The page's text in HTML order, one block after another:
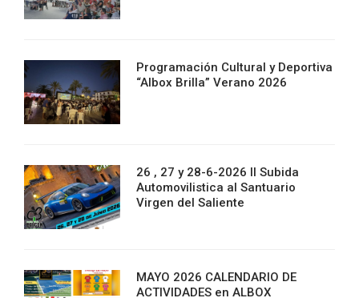
Programación Cultural y Deportiva
“Albox Brilla” Verano 2026
26 , 27 y 28-6-2026 II Subida
Automovilistica al Santuario
Virgen del Saliente
MAYO 2026 CALENDARIO DE
ACTIVIDADES en ALBOX